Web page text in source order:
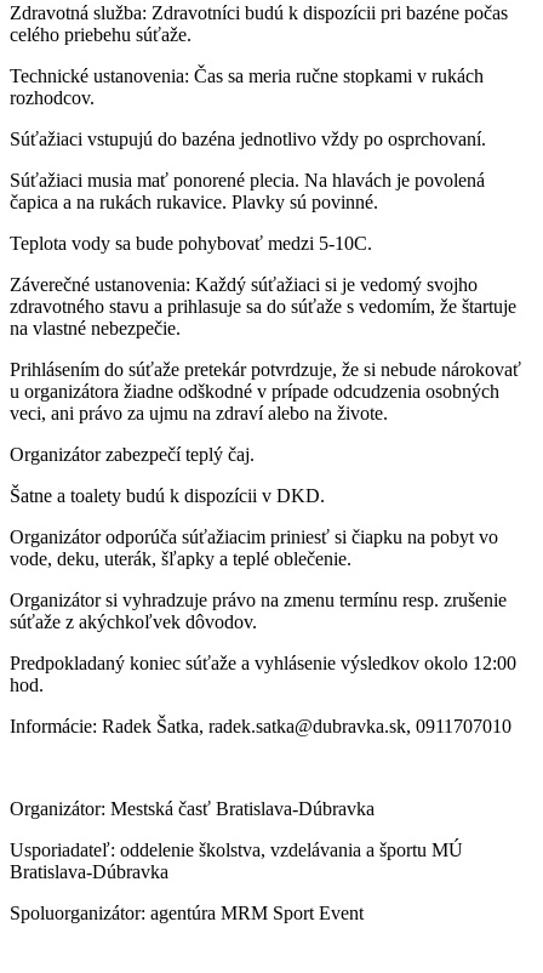
Zdravotná služba: Zdravotníci budú k dispozícii pri bazéne počas
celého priebehu súťaže.
Technické ustanovenia: Čas sa meria ručne stopkami v rukách
rozhodcov.
Súťažiaci vstupujú do bazéna jednotlivo vždy po osprchovaní.
Súťažiaci musia mať ponorené plecia. Na hlavách je povolená
čapica a na rukách rukavice. Plavky sú povinné.
Teplota vody sa bude pohybovať medzi 5-10C.
Záverečné ustanovenia: Každý súťažiaci si je vedomý svojho
zdravotného stavu a prihlasuje sa do súťaže s vedomím, že štartuje
na vlastné nebezpečie.
Prihlásením do súťaže pretekár potvrdzuje, že si nebude nárokovať
u organizátora žiadne odškodné v prípade odcudzenia osobných
veci, ani právo za ujmu na zdraví alebo na živote.
Organizátor zabezpečí teplý čaj.
Šatne a toalety budú k dispozícii v DKD.
Organizátor odporúča súťažiacim priniesť si čiapku na pobyt vo
vode, deku, uterák, šľapky a teplé oblečenie.
Organizátor si vyhradzuje právo na zmenu termínu resp. zrušenie
súťaže z akýchkoľvek dôvodov.
Predpokladaný koniec súťaže a vyhlásenie výsledkov okolo 12:00
hod.
Informácie: Radek Šatka, radek.satka@dubravka.sk, 0911707010
Organizátor: Mestská časť Bratislava-Dúbravka
Usporiadateľ: oddelenie školstva, vzdelávania a športu MÚ
Bratislava-Dúbravka
Spoluorganizátor: agentúra MRM Sport Event